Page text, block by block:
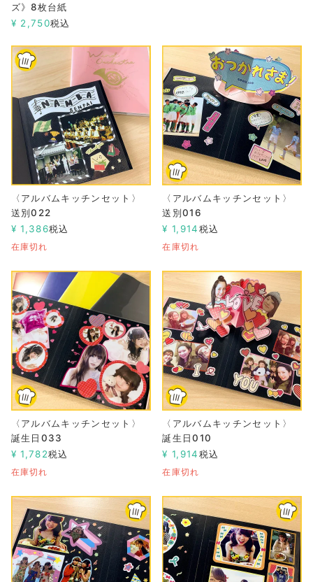
ズ》8枚台紙
¥ 2,750税込
〈アルバムキッチンセット〉
送別022
¥ 1,386税込
在庫切れ
〈アルバムキッチンセット〉
送別016
¥ 1,914税込
在庫切れ
〈アルバムキッチンセット〉
誕生日033
¥ 1,782税込
在庫切れ
〈アルバムキッチンセット〉
誕生日010
¥ 1,914税込
在庫切れ